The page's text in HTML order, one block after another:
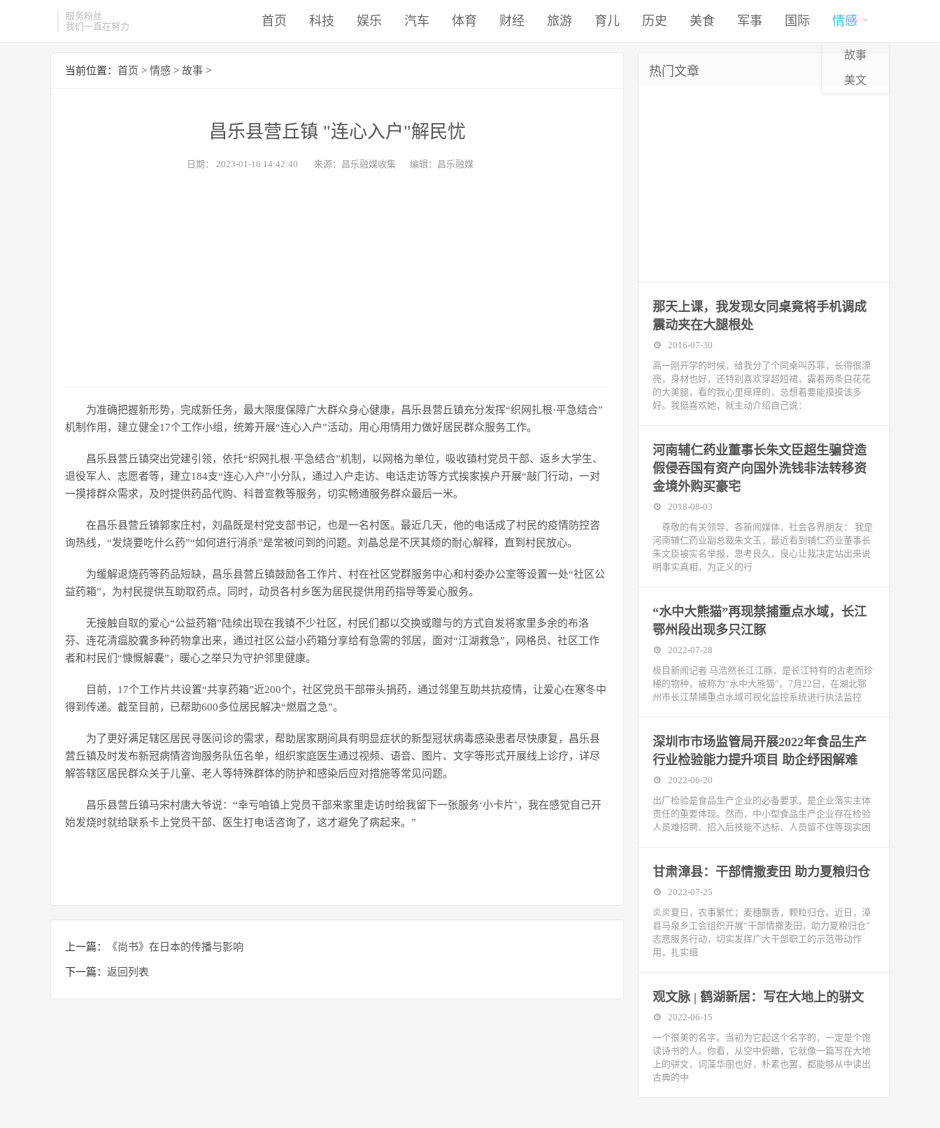
服务粉丝
我们一直在努力
首页 科技 娱乐 汽车 体育 财经 旅游 育儿 历史 美食 军事 国际 情感
故事
美文
当前位置： 首页 > 情感 > 故事 >
昌乐县营丘镇 "连心入户"解民忧
日期： 2023-01-16 14:42:40 来源：昌乐融媒收集 编辑：昌乐融媒
为准确把握新形势，完成新任务，最大限度保障广大群众身心健康，昌乐县营丘镇充分发挥“织网扎根·平急结合”
机制作用，建立健全17个工作小组，统筹开展“连心入户”活动，用心用情用力做好居民群众服务工作。
昌乐县营丘镇突出党建引领，依托“织网扎根·平急结合”机制，以网格为单位，吸收镇村党员干部、返乡大学生、
退役军人、志愿者等，建立184支“连心入户”小分队，通过入户走访、电话走访等方式挨家挨户开展“敲门行动，一对
一摸排群众需求，及时提供药品代购、科普宣教等服务，切实畅通服务群众最后一米。
在昌乐县营丘镇郭家庄村，刘晶既是村党支部书记，也是一名村医。最近几天，他的电话成了村民的疫情防控咨
询热线，“发烧要吃什么药”“如何进行消杀”是常被问到的问题。刘晶总是不厌其烦的耐心解释，直到村民放心。
为缓解退烧药等药品短缺，昌乐县营丘镇鼓励各工作片、村在社区党群服务中心和村委办公室等设置一处“社区公
益药箱”，为村民提供互助取药点。同时，动员各村乡医为居民提供用药指导等爱心服务。
无接触自取的爱心“公益药箱”陆续出现在我镇不少社区，村民们都以交换或赠与的方式自发将家里多余的布洛
芬、连花清瘟胶囊多种药物拿出来，通过社区公益小药箱分享给有急需的邻居，面对“江湖救急”，网格员、社区工作
者和村民们“慷慨解囊”，暖心之举只为守护邻里健康。
目前，17个工作片共设置“共享药箱”近200个，社区党员干部带头捐药，通过邻里互助共抗疫情，让爱心在寒冬中
得到传递。截至目前，已帮助600多位居民解决“燃眉之急”。
为了更好满足辖区居民寻医问诊的需求，帮助居家期间具有明显症状的新型冠状病毒感染患者尽快康复，昌乐县
营丘镇及时发布新冠病情咨询服务队伍名单，组织家庭医生通过视频、语音、图片、文字等形式开展线上诊疗，详尽
解答辖区居民群众关于儿童、老人等特殊群体的防护和感染后应对措施等常见问题。
昌乐县营丘镇马宋村唐大爷说：“幸亏咱镇上党员干部来家里走访时给我留下一张服务‘小卡片’，我在感觉自己开
始发烧时就给联系卡上党员干部、医生打电话咨询了，这才避免了病起来。”
上一篇： 《尚书》在日本的传播与影响
下一篇： 返回列表
热门文章
那天上课，我发现女同桌竟将手机调成
震动夹在大腿根处
2016-07-30
高一刚开学的时候，给我分了个同桌叫苏菲，长得很漂
亮，身材也好，还特别喜欢穿超短裙，露着两条白花花
的大美腿，看的我心里痒痒的，总想着要能摸摸该多
好。我挺喜欢她，就主动介绍自己说：
河南辅仁药业董事长朱文臣超生骗贷造
假侵吞国有资产向国外洗钱非法转移资
金境外购买豪宅
2018-08-03
尊敬的有关领导、各新闻媒体、社会各界朋友： 我是
河南辅仁药业副总裁朱文玉，最近看到辅仁药业董事长
朱文臣被实名举报，思考良久，良心让我决定站出来说
明事实真相，为正义的行
“水中大熊猫”再现禁捕重点水域，长江
鄂州段出现多只江豚
2022-07-28
极目新闻记者 马浩然长江江豚，是长江特有的古老而珍
稀的物种，被称为“水中大熊猫”。7月22日，在湖北鄂
州市长江禁捕重点水域可视化监控系统进行执法监控
深圳市市场监管局开展2022年食品生产
行业检验能力提升项目 助企纾困解难
2022-06-20
出厂检验是食品生产企业的必备要求，是企业落实主体
责任的重要体现。然而，中小型食品生产企业存在检验
人员难招聘、招入后技能不达标、人员留不住等现实困
甘肃漳县：干部情撒麦田 助力夏粮归仓
2022-07-25
炎炎夏日，农事繁忙；麦穗飘香，颗粒归仓。近日，漳
县马泉乡工会组织开展“干部情撒麦田，助力夏粮归仓”
志愿服务行动，切实发挥广大干部职工的示范带动作
用，扎实细
观文脉 | 鹤湖新居：写在大地上的骈文
2022-06-15
一个很美的名字。当初为它起这个名字的，一定是个饱
读诗书的人。你看，从空中俯瞰，它就像一篇写在大地
上的骈文，词藻华丽也好，朴素也罢，都能够从中读出
古典的中